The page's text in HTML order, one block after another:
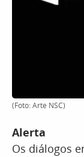
(Foto: Arte NSC)
Alerta
Os diálogos